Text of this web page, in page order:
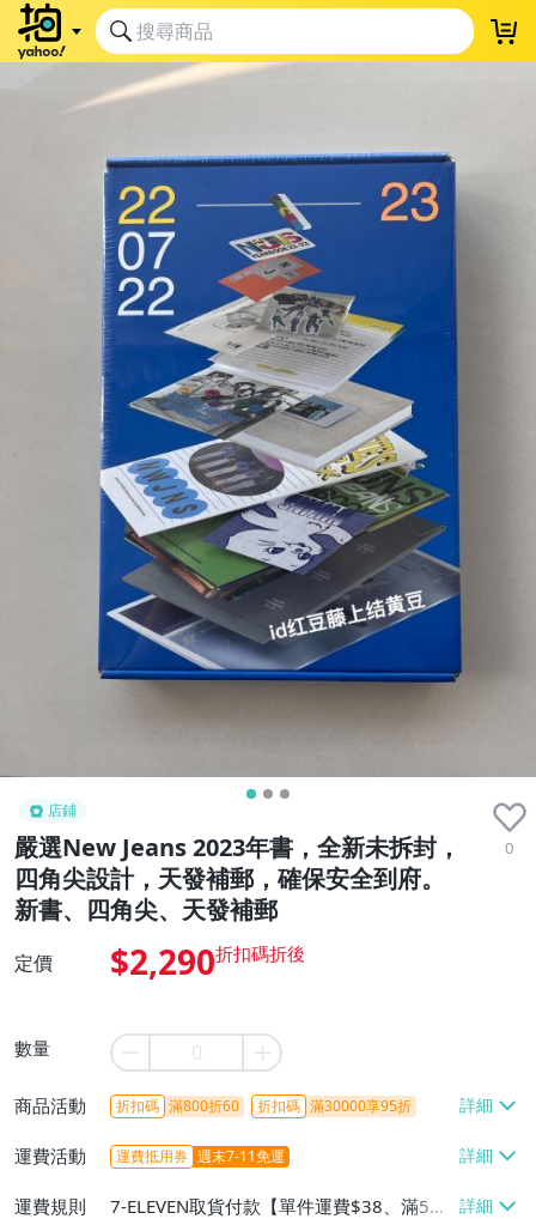
店鋪
嚴選New Jeans 2023年書，全新未拆封，
四角尖設計，天發補郵，確保安全到府。
新書、四角尖、天發補郵
0
定價 $2,290
數量
商品活動 折扣碼 滿800折60 折扣碼 滿30000享95折
運費活動 運費抵用券 週末7-11免運
運費規則
7-ELEVEN取貨付款【單件運費$38、滿5件